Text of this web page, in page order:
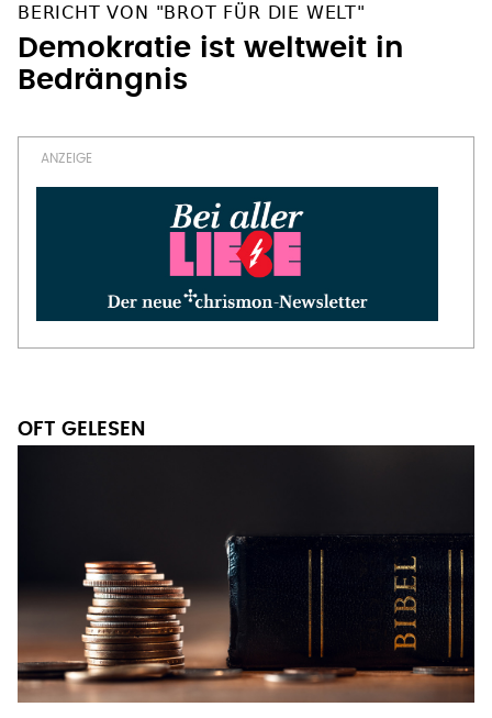
BERICHT VON "BROT FÜR DIE WELT"
Demokratie ist weltweit in
Bedrängnis
OFT GELESEN